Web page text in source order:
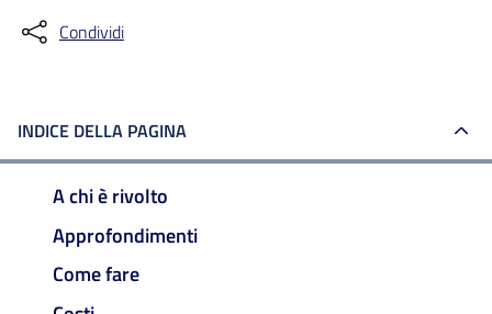
Condividi
INDICE DELLA PAGINA
A chi è rivolto
Approfondimenti
Come fare